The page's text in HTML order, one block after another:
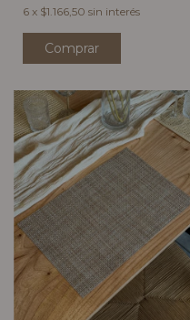
6 x $1.166,50 sin interés